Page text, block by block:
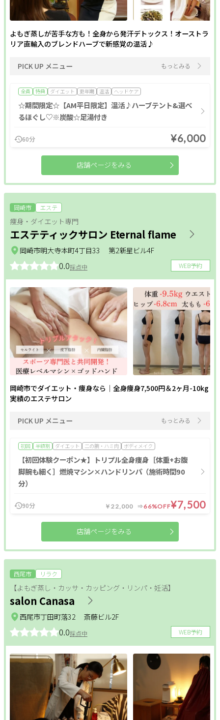
よもぎ蒸しが苦手な方も！全身から発汗デトックス！オーストラ
リア直輸入のブレンドハーブで新感覚の温活♪
PICK UP メニュー もっとみる
全員 特典 ダイエット 更年期 温活 ヘッドケア
☆期間限定☆【AM平日限定】温活♪ハーブテント&選べ
るほぐし♡※炭酸☆足湯付き
60分 ¥6,000
店舗ページをみる
岡崎市 エステ
痩身・ダイエット専門
エステティックサロン Eternal flame
WEB予約
0.0採点中
岡崎市明大寺本町4丁目33 第2新星ビル4F
岡崎市でダイエット・痩身なら｜全身痩身7,500円＆2ヶ月-10kg
実績のエステサロン
PICK UP メニュー もっとみる
初回 半額割 ダイエット 二の腕・ハミ肉 ボディメイク
【初回体験クーポン★】トリプル全身痩身［体重+お腹
脚腕も細く］燃焼マシン×ハンドリンパ（施術時間90
分）
90分 ￥22,000 66%OFF¥7,500
店舗ページをみる
西尾市 リラク
【よもぎ蒸し・カッサ・カッピング・リンパ・妊活】
salon Canasa
WEB予約
0.0採点中
西尾市丁田町落32 斎藤ビル2F